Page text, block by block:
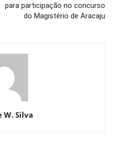
para participação no concurso
do Magistério de Aracaju
W. Silva